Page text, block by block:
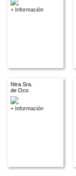
+ Información
Ntra Sra.
de Oco
+ Información